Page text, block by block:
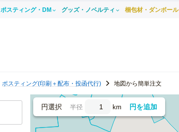
ポスティング・DM グッズ・ノベルティ 梱包材・ダンボール
ポスティング(印刷＋配布・投函代行) 地図から簡単注文
円選択 半径 km 円を追加